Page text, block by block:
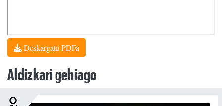
Deskargatu PDFa
Aldizkari gehiago